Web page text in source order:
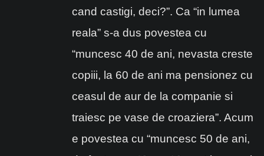
cand castigi, deci?”. Ca “in lumea
reala” s-a dus povestea cu
“muncesc 40 de ani, nevasta creste
copiii, la 60 de ani ma pensionez cu
ceasul de aur de la companie si
traiesc pe vase de croaziera”. Acum
e povestea cu “muncesc 50 de ani,